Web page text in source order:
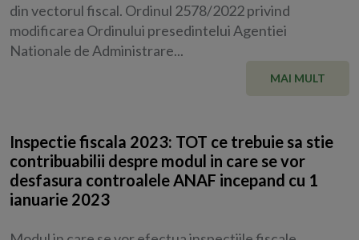
din vectorul fiscal. Ordinul 2578/2022 privind
modificarea Ordinului presedintelui Agentiei
Nationale de Administrare...
MAI MULT
Inspectie fiscala 2023: TOT ce trebuie sa stie
contribuabilii despre modul in care se vor
desfasura controalele ANAF incepand cu 1
ianuarie 2023